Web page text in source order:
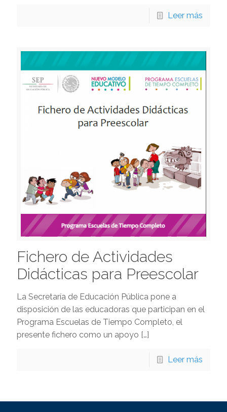
Leer más
Fichero de Actividades
Didácticas para Preescolar
La Secretaría de Educación Pública pone a
disposición de las educadoras que participan en el
Programa Escuelas de Tiempo Completo, el
presente fichero como un apoyo […]
Leer más